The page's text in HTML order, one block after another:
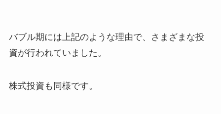
バブル期には上記のような理由で、さまざまな投
資が行われていました。
株式投資も同様です。